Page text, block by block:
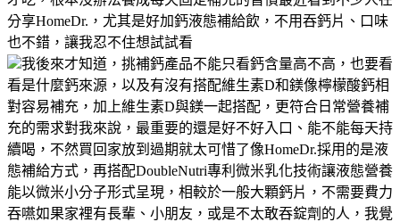
分享HomeDr.，尤其是好加鈣液態補給飲，不用吞鈣片、口味
也不錯，讓我忍不住想試試看
我後來才知道，挑補鈣產品不能只看鈣含量高不高，也要看
看是什麼鈣來源，以及有沒有搭配維生素D和鎂像檸檬酸鈣相
對容易補充，加上維生素D與鎂一起搭配，更符合日常營養補
充的需求對我來說，最重要的還是好不好入口、能不能每天持
續喝，不然買回家放到過期就太可惜了像HomeDr.採用的是液
態補給方式，再搭配DoubleNutri專利微米乳化技術讓液態營養
能以微米小分子形式呈現，相較於一般大顆鈣片，不需要費力
吞嚥如果家裡有長輩、小朋友，或是不太敢吞錠劑的人，我覺